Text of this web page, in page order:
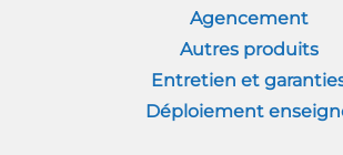
Agencement
Autres produits
Entretien et
Déploiement